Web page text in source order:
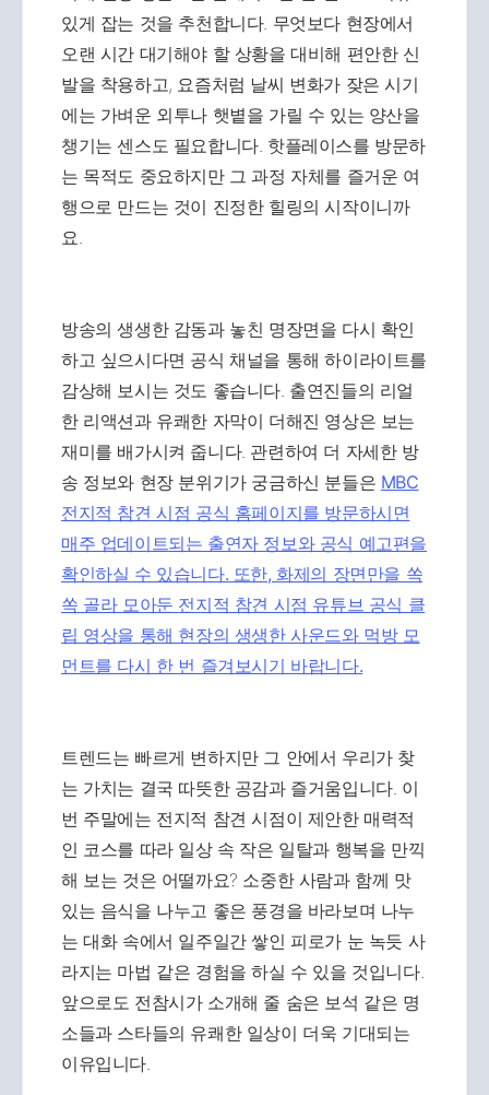
있게 잡는 것을 추천합니다. 무엇보다 현장에서
오랜 시간 대기해야 할 상황을 대비해 편안한 신
발을 착용하고, 요즘처럼 날씨 변화가 잦은 시기
에는 가벼운 외투나 햇볕을 가릴 수 있는 양산을
챙기는 센스도 필요합니다. 핫플레이스를 방문하
는 목적도 중요하지만 그 과정 자체를 즐거운 여
행으로 만드는 것이 진정한 힐링의 시작이니까
요.
방송의 생생한 감동과 놓친 명장면을 다시 확인
하고 싶으시다면 공식 채널을 통해 하이라이트를
감상해 보시는 것도 좋습니다. 출연진들의 리얼
한 리액션과 유쾌한 자막이 더해진 영상은 보는
재미를 배가시켜 줍니다. 관련하여 더 자세한 방
송 정보와 현장 분위기가 궁금하신 분들은 MBC
전지적 참견 시점 공식 홈페이지를 방문하시면
매주 업데이트되는 출연자 정보와 공식 예고편을
확인하실 수 있습니다. 또한, 화제의 장면만을 쏙
쏙 골라 모아둔 전지적 참견 시점 유튜브 공식 클
립 영상을 통해 현장의 생생한 사운드와 먹방 모
먼트를 다시 한 번 즐겨보시기 바랍니다.
트렌드는 빠르게 변하지만 그 안에서 우리가 찾
는 가치는 결국 따뜻한 공감과 즐거움입니다. 이
번 주말에는 전지적 참견 시점이 제안한 매력적
인 코스를 따라 일상 속 작은 일탈과 행복을 만끽
해 보는 것은 어떨까요? 소중한 사람과 함께 맛
있는 음식을 나누고 좋은 풍경을 바라보며 나누
는 대화 속에서 일주일간 쌓인 피로가 눈 녹듯 사
라지는 마법 같은 경험을 하실 수 있을 것입니다.
앞으로도 전참시가 소개해 줄 숨은 보석 같은 명
소들과 스타들의 유쾌한 일상이 더욱 기대되는
이유입니다.